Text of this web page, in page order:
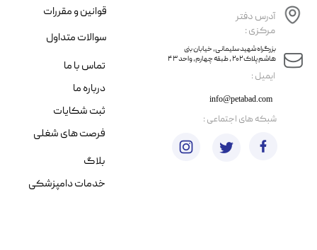
​ایمیل :
آدرس دفتر
مرکزی :
info@petabad.com
​​بزرگراه شهید سلیمانی، خیابان بنی
هاشم پلاک ۲۰۲ ، طبقه چهارم، واحد ۴۳
قوانین و مقررات
سوالات متداول
تماس با ما
درباره ما
ثبت شکایات
فرصت های شغلی
​شبکه های اجتماعی :
بلاگ
خدمات دامپزشکی